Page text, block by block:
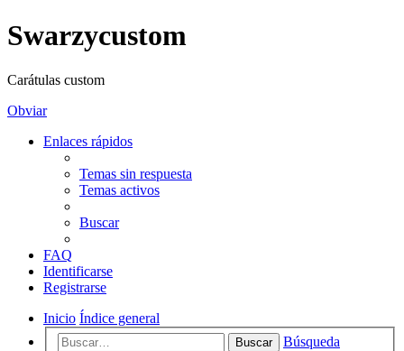
Swarzycustom
Carátulas custom
Obviar
Enlaces rápidos
Temas sin respuesta
Temas activos
Buscar
FAQ
Identificarse
Registrarse
Inicio Índice general
Buscar
Búsqueda